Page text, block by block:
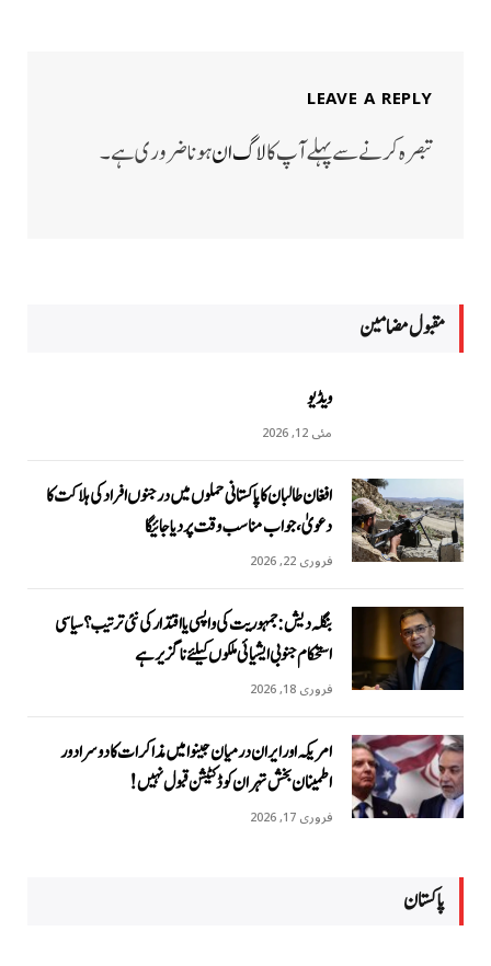
LEAVE A REPLY
تبصرہ کرنے سے پہلے آپ کالاگ انہونا ضروری ہے۔
مقبول مضامين
ویڈیو
مئی 12, 2026
افغان طالبان کا پاکستانی حملوں میں درجنوں افراد کی ہلاکت کا
دعویٰ، جواب مناسب وقت پر دیا جائیگا
فروری 22, 2026
بنگلہ دیش: جمہوریت کی واپسی یا اقتدار کی نئی ترتیب؟ سیاسی
استحکام جنوبی ایشیائی ملکوں کیلئے ناگزیر ہے
فروری 18, 2026
امریکہ اور ایران درمیان جینوا میں مذاکرات کا دوسرا دور
اطمینان بخش تہران کو ڈکٹیشن قبول نہیں!
فروری 17, 2026
پاکستان